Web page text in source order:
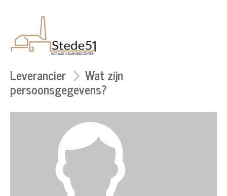
Leverancier Wat zijn
persoonsgegevens?